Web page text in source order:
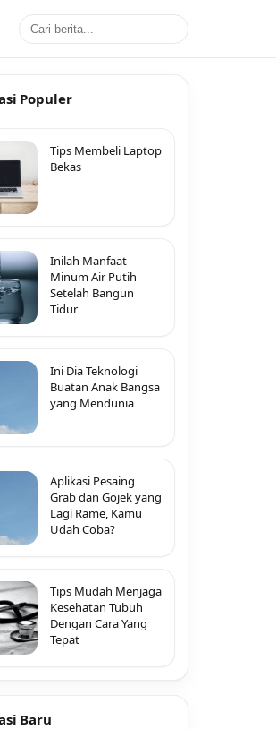
Populer
Tips Membeli Laptop
Bekas
Inilah Manfaat
Minum Air Putih
Setelah Bangun
Tidur
Ini Dia Teknologi
Buatan Anak Bangsa
yang Mendunia
Aplikasi Pesaing
Grab dan Gojek yang
Lagi Rame, Kamu
Udah Coba?
Tips Mudah Menjaga
Kesehatan Tubuh
Dengan Cara Yang
Tepat
Baru